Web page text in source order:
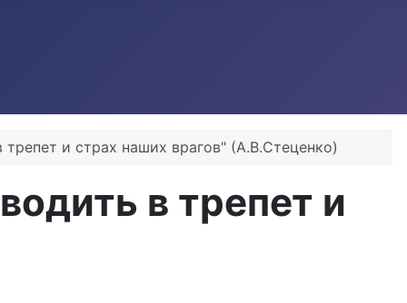
и страх наших врагов" (А.В.Стеценко)
в трепет и